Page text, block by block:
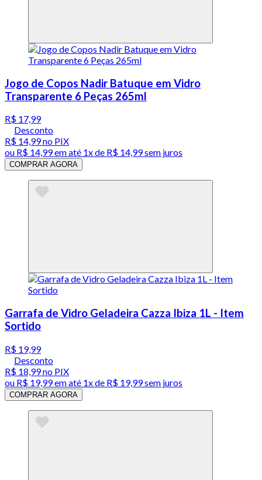
Jogo de Copos Nadir Batuque em Vidro
Transparente 6 Peças 265ml
R$ 17,99
Desconto
R$ 14,99no PIX
ou R$ 14,99em até 1x de R$ 14,99sem juros
COMPRAR AGORA
Garrafa de Vidro Geladeira Cazza Ibiza 1L - Item
Sortido
R$ 19,99
Desconto
R$ 18,99no PIX
ou R$ 19,99em até 1x de R$ 19,99sem juros
COMPRAR AGORA